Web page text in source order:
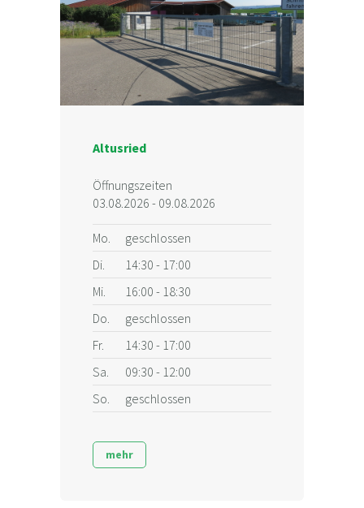
Altusried
Öffnungszeiten
03.08.2026 - 09.08.2026
Mo.
geschlossen
Di.
14:30 - 17:00
Mi.
16:00 - 18:30
Do.
geschlossen
Fr.
14:30 - 17:00
Sa.
09:30 - 12:00
So.
geschlossen
mehr